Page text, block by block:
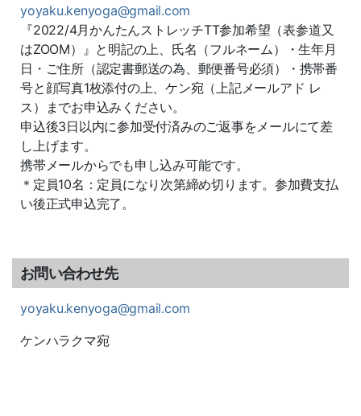
yoyaku.kenyoga@gmail.com
『2022/4月かんたんストレッチTT参加希望（表参道又
はZOOM）』と明記の上、氏名（フルネーム）・生年月
日・ご住所（認定書郵送の為、郵便番号必須）・携帯番
号と顔写真1枚添付の上、ケン宛（上記メールアド レ
ス）までお申込みください。
申込後3日以内に参加受付済みのご返事をメールにて差
し上げます。
携帯メールからでも申し込み可能です。
＊定員10名：定員になり次第締め切ります。参加費支払
い後正式申込完了。
お問い合わせ先
yoyaku.kenyoga@gmail.com
ケンハラクマ宛